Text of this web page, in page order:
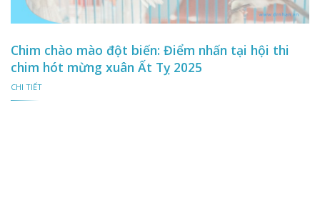
Chim chào mào đột biến: Điểm nhấn tại hội thi
chim hót mừng xuân Ất Tỵ 2025
CHI TIẾT